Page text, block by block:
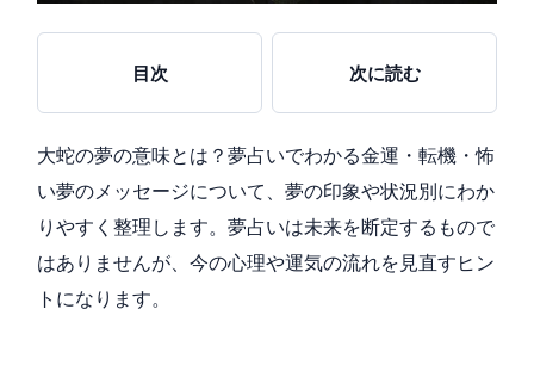
目次 次に読む
大蛇の夢の意味とは？夢占いでわかる金運・転機・怖
い夢のメッセージについて、夢の印象や状況別にわか
りやすく整理します。夢占いは未来を断定するもので
はありませんが、今の心理や運気の流れを見直すヒン
トになります。